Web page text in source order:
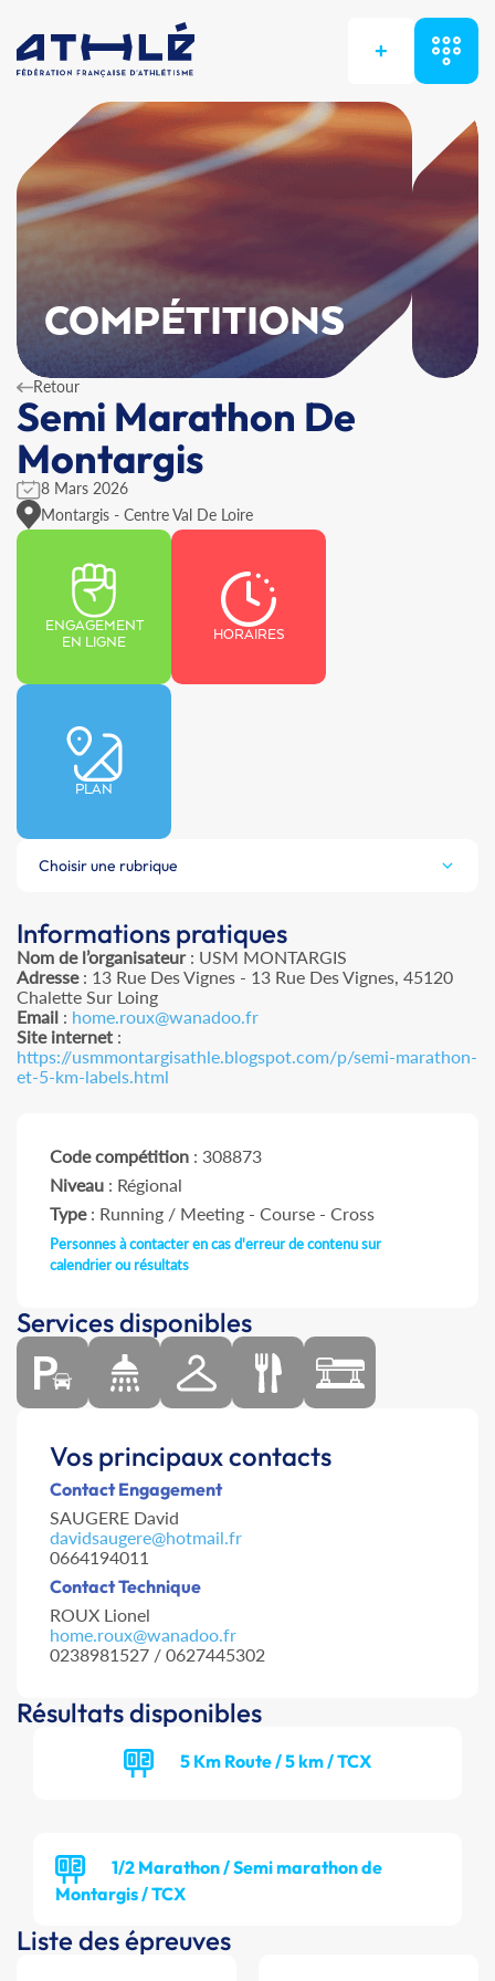
+
COMPÉTITIONS
Retour
Semi Marathon De
Montargis
8 Mars 2026
Montargis - Centre Val De Loire
ENGAGEMENT
EN LIGNE
HORAIRES
PLAN
Choisir une rubrique
Informations pratiques
Nom de l’organisateur: USM MONTARGIS
Adresse: 13 Rue Des Vignes - 13 Rue Des Vignes, 45120
Chalette Sur Loing
Email : home.roux@wanadoo.fr
Site internet :
https://usmmontargisathle.blogspot.com/p/semi-marathon-
et-5-km-labels.html
Code compétition : 308873
Niveau : Régional
Type: Running / Meeting - Course - Cross
Personnes à contacter en cas d'erreur de contenu sur
calendrier ou résultats
Services disponibles
Vos principaux contacts
Contact Engagement
SAUGERE David
davidsaugere@hotmail.fr
0664194011
Contact Technique
ROUX Lionel
home.roux@wanadoo.fr
0238981527 / 0627445302
Résultats disponibles
5 Km Route / 5 km / TCX
1/2 Marathon / Semi marathon de
Montargis / TCX
Liste des épreuves